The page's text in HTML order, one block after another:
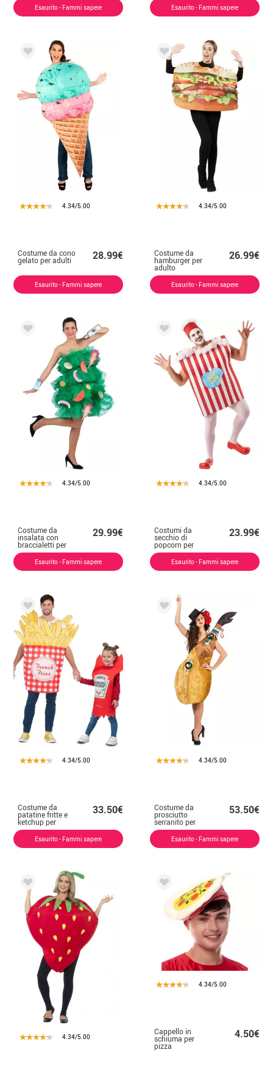
Esaurito - Fammi sapere adultoEsaurito - Fammi sapere
4.34/5.00
Costume da cono
gelato per adulti 28.99€
Esaurito - Fammi sapere
4.34/5.00
Costume da
hamburger per
adulto
26.99€
Esaurito - Fammi sapere
4.34/5.00
Costume da
insalata con
braccialetti per
adulto
29.99€
Esaurito - Fammi sapere
4.34/5.00
Costumi da
secchio di
popcorn per
adulti
23.99€
Esaurito - Fammi sapere
4.34/5.00
Costume da
patatine fritte e
ketchup per
adulti e bambini
33.50€
Esaurito - Fammi sapere
4.34/5.00
Costume da
prosciutto
serranito per
adulti
53.50€
Esaurito - Fammi sapere
4.34/5.00
4.34/5.00
Cappello in
schiuma per
pizza
4.50€